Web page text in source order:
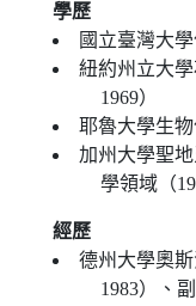
學歷
國立臺灣大學
紐約州立大
1969）
耶魯大學生物
加州大學聖
學領域（
經歷
德州大學奧
1983）、